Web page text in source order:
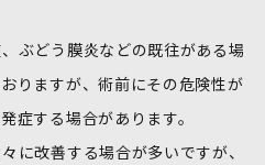
ぶどう膜炎などの既往がある場
りますが、術前にその危険性が
症する場合があります。
に改善する場合が多いですが、